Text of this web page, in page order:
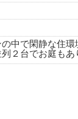
中で閑静な住環
列２台でお庭も